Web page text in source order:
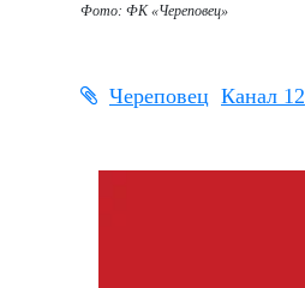
Фото: ФК«Череповец»
Череповец Канал 12